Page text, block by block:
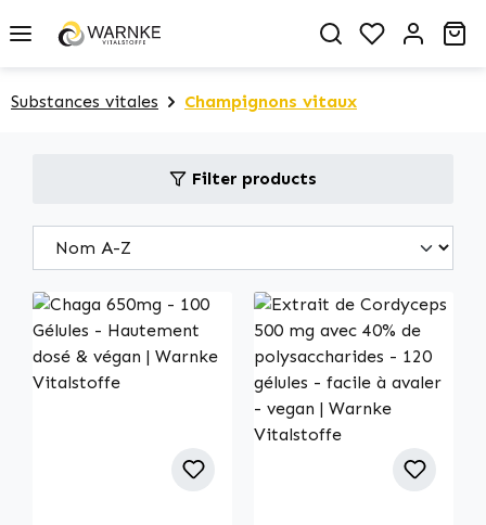
content You have 0
Substances vitales Champignons vitaux
Filter products